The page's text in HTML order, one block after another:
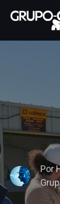
Por